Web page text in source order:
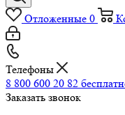
Отложенные 0
Телефоны
8 800 600 20 82
Заказать звонок